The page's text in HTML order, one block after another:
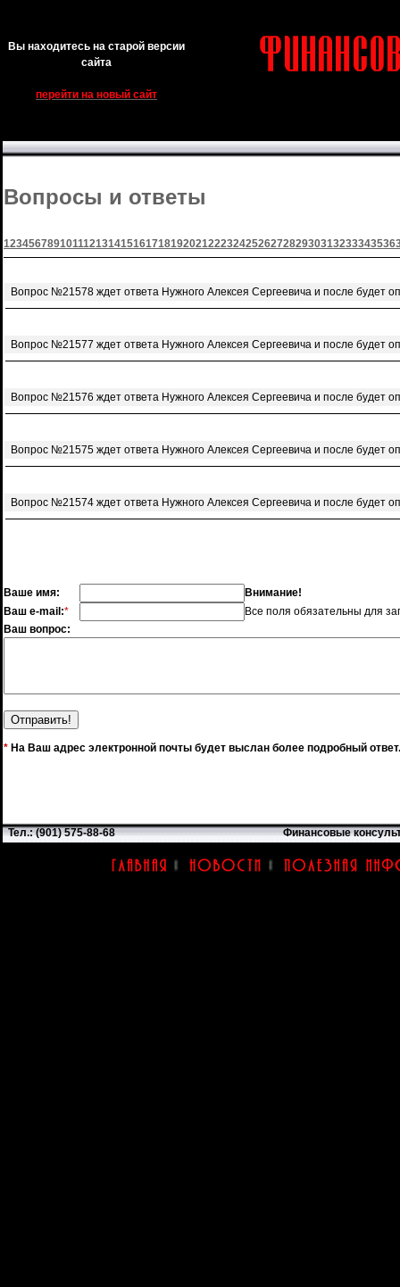
Вы находитесь на старой версии
сайта
перейти на новый сайт
Вопросы и ответы
123456789101112131415161718192021222324252627282930313233343536
Вопрос №21578 ждет ответа Нужного Алексея Сергеевича и после будет
Вопрос №21577 ждет ответа Нужного Алексея Сергеевича и после будет
Вопрос №21576 ждет ответа Нужного Алексея Сергеевича и после будет
Вопрос №21575 ждет ответа Нужного Алексея Сергеевича и после будет
Вопрос №21574 ждет ответа Нужного Алексея Сергеевича и после будет
Ваше имя:
Внимание!
Ваш e-mail:*
Все поля обязательны для
Ваш вопрос:
* На Ваш адрес электронной почты будет выслан более подробный ответ.
Тел.: (901) 575-88-68 Финансовые